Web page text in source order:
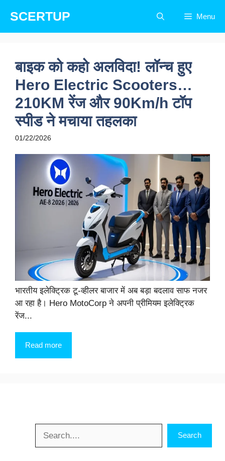
content
SCERTUP Menu
बाइक को कहो अलविदा! लॉन्च हुए
Hero Electric Scooters…
210KM रेंज और 90Km/h टॉप
स्पीड ने मचाया तहलका
01/22/2026
भारतीय इलेक्ट्रिक टू-व्हीलर बाजार में अब बड़ा बदलाव साफ नजर
आ रहा है। Hero MotoCorp ने अपनी प्रीमियम इलेक्ट्रिक
रेंज...
Read more
Search